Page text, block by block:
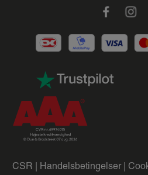
Facebook
CSR | Handelsbetingelser |